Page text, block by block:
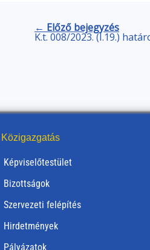
← Előző bejegyzés
K.t. 008/2023. (I.19.)
Közigazgatás
Képviselőtestület
Bizottságok
Szervezeti felépítés
Hirdetmények
Pályázatok